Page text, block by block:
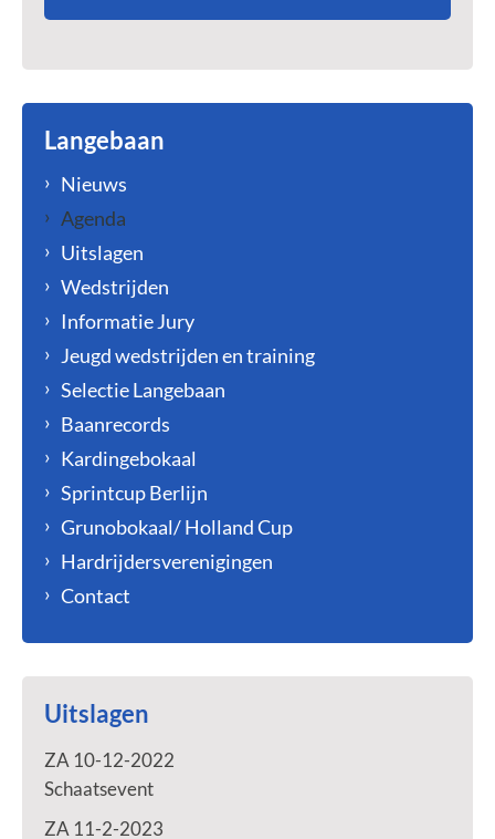
Langebaan
Nieuws
Agenda
Uitslagen
Wedstrijden
Informatie Jury
Jeugd wedstrijden en training
Selectie Langebaan
Baanrecords
Kardingebokaal
Sprintcup Berlijn
Grunobokaal/ Holland Cup
Hardrijdersverenigingen
Contact
Uitslagen
ZA 10-12-2022
Schaatsevent
ZA 11-2-2023